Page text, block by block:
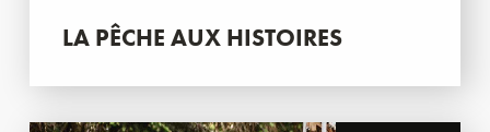
LA PÊCHE AUX HISTOIRES